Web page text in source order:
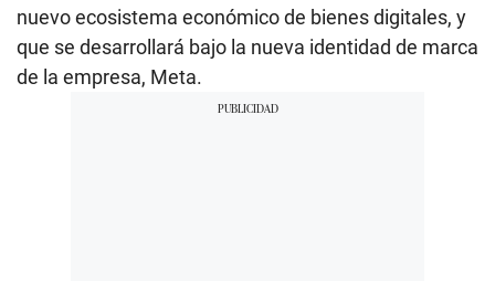
nuevo ecosistema económico de bienes digitales, y
que se desarrollará bajo la nueva identidad de marca
de la empresa, Meta.